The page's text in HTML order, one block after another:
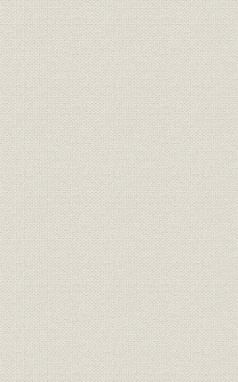
物流;貿易 当社の外材荷
製品
木材と組み合
使用された「
教育・研修 新入社員、山
関係会社;事業所 スミリン合板
関係会社;生産 普通合板生産
関係会社;財務・業績 スミリン土地
エネルギー 日本のエネル